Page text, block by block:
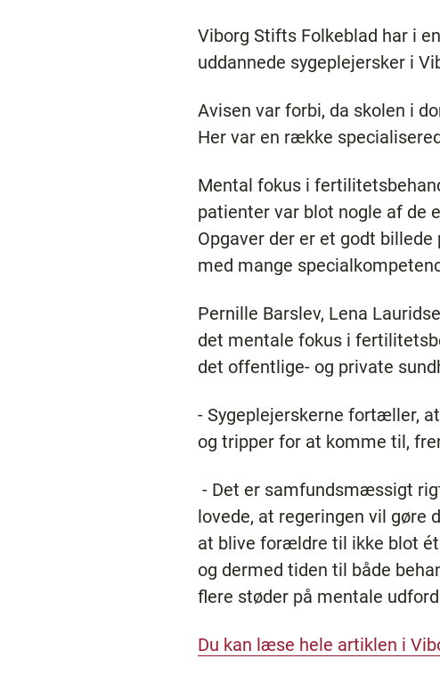
Viborg Stifts Folkeblad har i
uddannede sygeplejersker i
Avisen var forbi, da skolen i
Her var en række
Mental fokus i
patienter var blot nogle af de
Opgaver der er et godt
med mange
Pernille Barslev, Lena
det mentale fokus i
det offentlige- og private
- Sygeplejerskerne fortæller,
og tripper for at komme til,
- Det er samfundsmæssigt
lovede, at regeringen vil
at blive forældre til ikke blot
og dermed tiden til både
flere støder på mentale
Du kan læse hele artiklen i